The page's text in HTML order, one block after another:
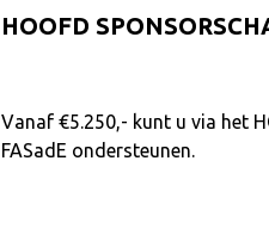
HOOFD
Vanaf €5.250,- kunt u via het
FASadE ondersteunen.